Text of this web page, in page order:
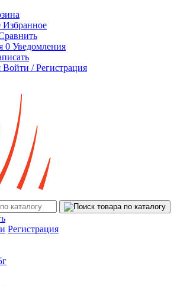
Избранное
0 Уведомления
Войти / Регистрация
Регистрация